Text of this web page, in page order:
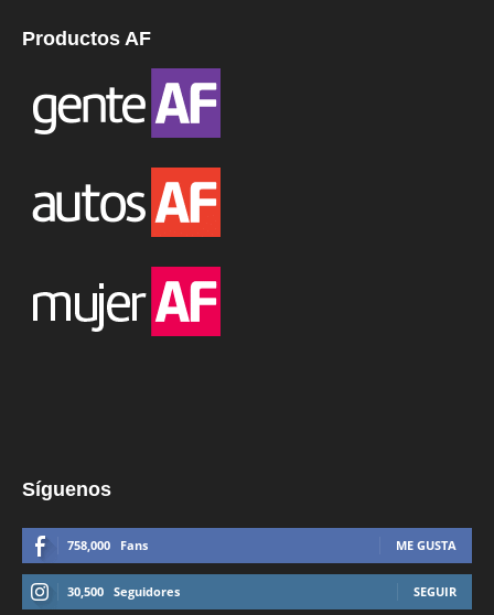
Productos AF
Síguenos
758,000 Fans ME GUSTA
30,500 Seguidores SEGUIR